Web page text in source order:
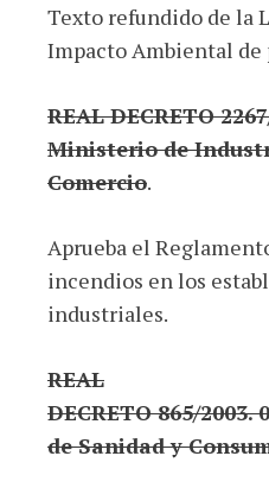
Texto refundido de la
Impacto Ambiental de
REAL DECRETO
Ministerio de
Comercio.
Aprueba el
incendios en los
industriales.
REAL
DECRETO 865/
de Sanidad y